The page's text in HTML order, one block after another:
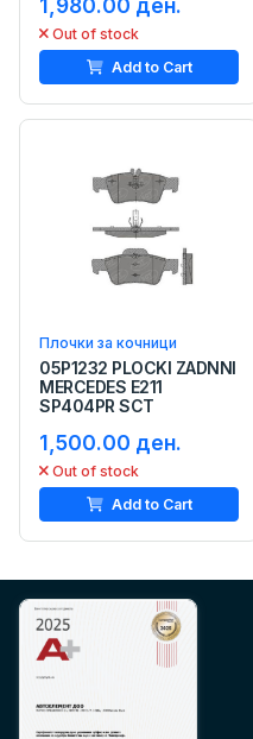
1,980.00 ден.
Out of stock
Add to Cart
Плочки за кочници
05P1232 PLOCKI ZADNNI
MERCEDES E211
SP404PR SCT
1,500.00 ден.
Out of stock
Add to Cart